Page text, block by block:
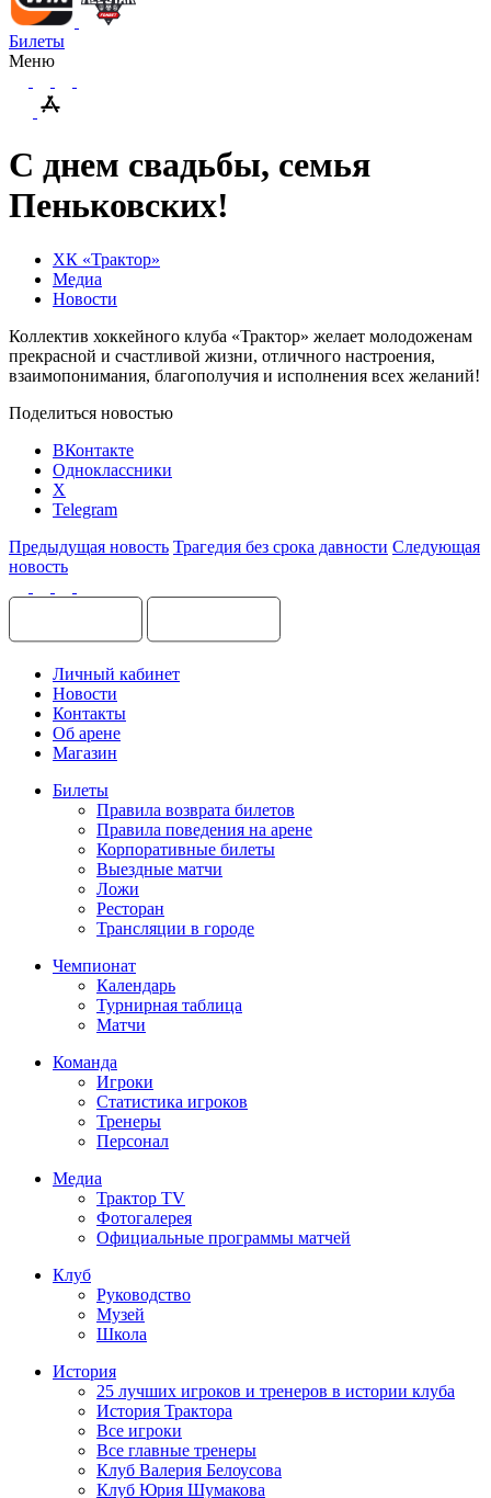
Билеты
Меню
С днем свадьбы, семья
Пеньковских!
ХК «Трактор»
Медиа
Новости
Коллектив хоккейного клуба «Трактор» желает молодоженам
прекрасной и счастливой жизни, отличного настроения,
взаимопонимания, благополучия и исполнения всех желаний!
Поделиться новостью
ВКонтакте
Одноклассники
X
Telegram
Предыдущая новость Трагедия без срока давности Следующая
новость
Личный кабинет
Новости
Контакты
Об арене
Магазин
Билеты
Правила возврата билетов
Правила поведения на арене
Корпоративные билеты
Выездные матчи
Ложи
Ресторан
Трансляции в городе
Чемпионат
Календарь
Турнирная таблица
Матчи
Команда
Игроки
Статистика игроков
Тренеры
Персонал
Медиа
Трактор TV
Фотогалерея
Официальные программы матчей
Клуб
Руководство
Музей
Школа
История
25 лучших игроков и тренеров в истории клуба
История Трактора
Все игроки
Все главные тренеры
Клуб Валерия Белоусова
Клуб Юрия Шумакова